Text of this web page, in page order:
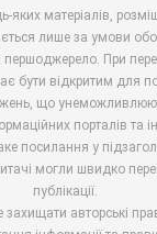
яких матеріалів,
лише за умови
При
бути відкритим для
що
порталів та
посилання у
могли швидко
публікації.
авторські